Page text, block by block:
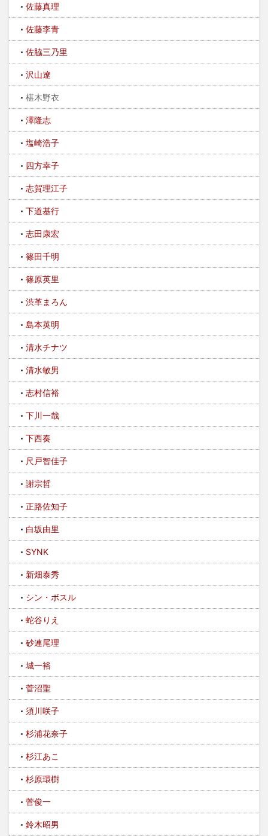
佐藤真理
佐藤李青
佐脇三乃里
沢山遼
椹木野衣
澤隆志
塩崎浩子
四方幸子
志賀理江子
下道基行
志田康宏
篠田千明
篠原英里
渋革まろん
島本英明
清水チナツ
清水敏男
志村信裕
下川一哉
下西奏
尺戸智佳子
謝宗哲
正路佐知子
白坂由里
SYNK
新畑泰秀
シン・ボスル
蛇谷りえ
砂連尾理
城一裕
菅沼聖
須川咲子
杉浦花奈子
杉江あこ
杉原環樹
菅俊一
鈴木昭男